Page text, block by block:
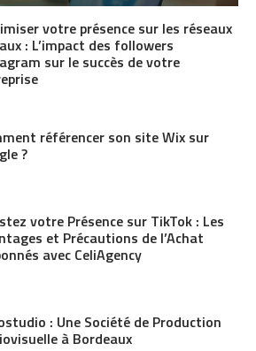
votre présence sur les réseaux
: L’impact des followers
sur le succès de votre
référencer son site Wix sur
?
votre Présence sur TikTok : Les
et Précautions de l’Achat
avec CeliAgency
: Une Société de Production
à Bordeaux